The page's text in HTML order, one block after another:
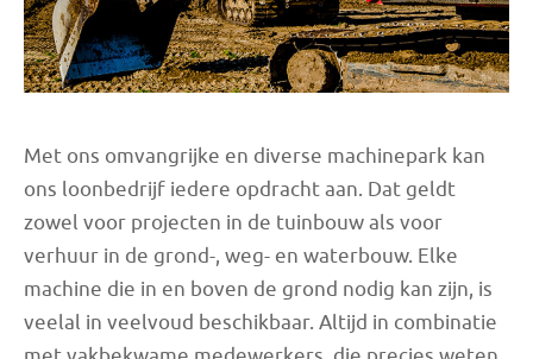
Met ons omvangrijke en diverse machinepark kan
ons loonbedrijf iedere opdracht aan. Dat geldt
zowel voor projecten in de tuinbouw als voor
verhuur in de grond-, weg- en waterbouw. Elke
machine die in en boven de grond nodig kan zijn, is
veelal in veelvoud beschikbaar. Altijd in combinatie